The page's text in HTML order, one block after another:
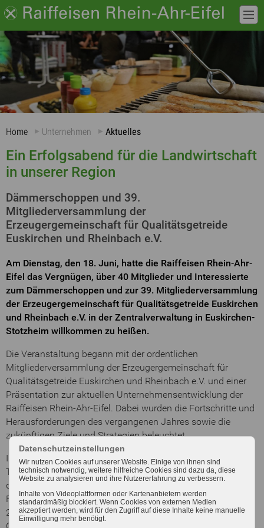
Home Unternehmen Aktuelles
Ein Erfolgsabend für die Landwirtschaft
in unserer Region
Dämmerschoppen und 39.
Mitgliederversammlung der
Erzeugergemeinschaft für Qualitätsgetreide
Euskirchen und Rheinbach e.V.
Am Dienstag, den 18. Juni, hatte die Raiffeisen Rhein-Ahr-
Eifel das Vergnügen, über 40 Mitglieder und Interessierte
zum Dämmerschoppen und zur 39. Mitgliederversammlung
der Erzeugergemeinschaft für Qualitätsgetreide Euskirchen
und Rheinbach e.V. in der Zentralverwaltung in Euskirchen-
Stotzheim willkommen zu heißen.
Die Veranstaltung begann mit der ordentlichen
Mitgliederversammlung der Erzeugergemeinschaft für
Qualitätsgetreide Euskirchen und Rheinbach e.V. und einer
Präsentation zur aktuellen Unternehmensentwicklung der
Raiffeisen Rhein-Ahr-Eifel. Dabei wurden die Fortschritte und
Herausforderungen des vergangenen Jahres sowie die
zukünftigen Ziele und Strategien beleuchtet.
Im Anschluss fand das Vorerntegespräch statt, bei dem die
Teilnehmer umfassend über die Rahmenbedingungen auf
den Agrar- und Betriebsmittel-Märkten informiert wurden. Im
Fokus standen die Märkte für Getreide und Ölsaaten
2024/2025. Es wurden aktuelle Daten präsentiert und die
Datenschutzeinstellungen
Wir nutzen Cookies auf unserer Website. Einige von ihnen sind
technisch notwendig, weitere hilfreiche Cookies sind dazu da, diese
Website zu analysieren und ihre Nutzererfahrung zu verbessern.
Inhalte von Videoplattformen oder Kartenanbietern werden
standardmäßig blockiert. Wenn Cookies von externen Medien
akzeptiert werden, wird für den Zugriff auf diese Inhalte keine manuelle
Einwilligung mehr benötigt.